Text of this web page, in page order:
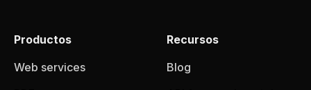
Productos
Web services
Recursos
Blog